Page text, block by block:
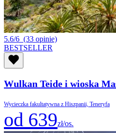
5.6/6 (33 opinie)
BESTSELLER
Wulkan Teide i wioska
Wycieczka fakultatywna z Hiszpanii, Teneryfa
od 639zł/os.